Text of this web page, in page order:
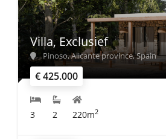
€ 425.000
Villa, Exclusief
Pinoso, Alicante province, Spain
3 2 220m2